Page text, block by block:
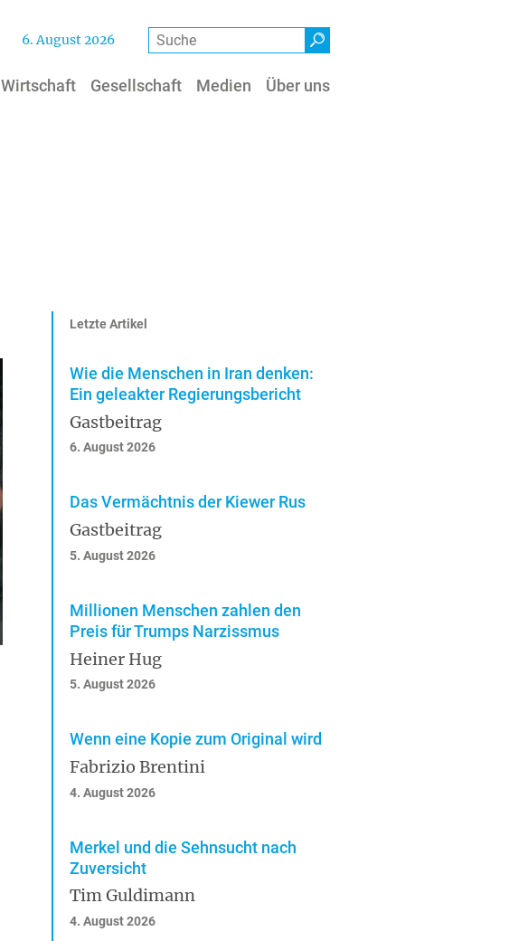
6. August 2026 Suche
Wirtschaft Gesellschaft Medien Über uns
Letzte Artikel
Wie die Menschen in Iran denken:
Ein geleakter Regierungsbericht
Gastbeitrag
6. August 2026
Das Vermächtnis der Kiewer Rus
Gastbeitrag
5. August 2026
Millionen Menschen zahlen den
Preis für Trumps Narzissmus
Heiner Hug
5. August 2026
Wenn eine Kopie zum Original wird
Fabrizio Brentini
4. August 2026
Merkel und die Sehnsucht nach
Zuversicht
Tim Guldimann
4. August 2026